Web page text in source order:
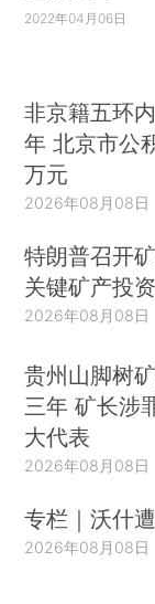
2022年04月06日
非京籍五环
年 北京市公
万元
2026年08月08日
特朗普召开
关键矿产投
2026年08月08日
贵州山脚树
三年 矿长涉
大代表
2026年08月08日
专栏｜沃什
2026年08月08日